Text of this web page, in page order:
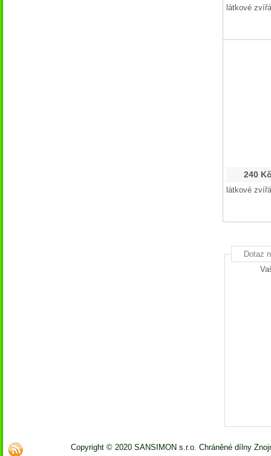
látkové
240
látkové
Dotaz
Copyright © 2020 SANSIMON s.r.o. Chráněné dílny